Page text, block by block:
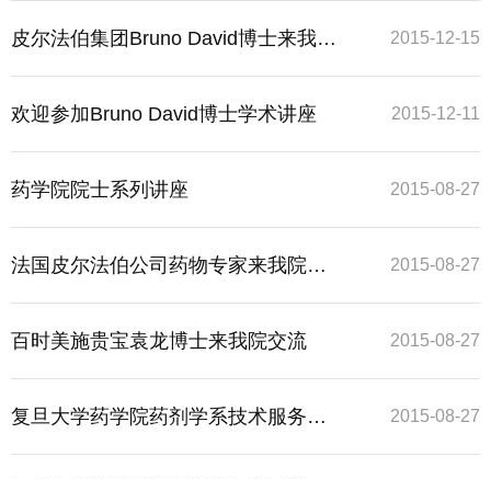
报告-药物代谢及药代动力学的研究策
略和方法
皮尔法伯集团Bruno David博士来我院
进行学术交流
2015-12-15
欢迎参加Bruno David博士学术讲座 2015-12-11
药学院院士系列讲座 2015-08-27
法国皮尔法伯公司药物专家来我院交
流
2015-08-27
百时美施贵宝袁龙博士来我院交流 2015-08-27
复旦大学药学院药剂学系技术服务项 2015-08-27